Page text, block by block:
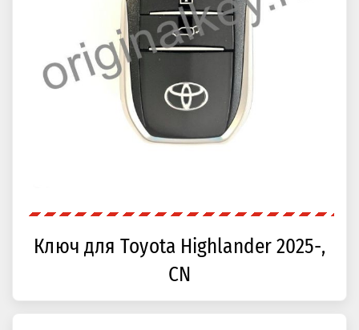
Ключ для Toyota Highlander 2025-,
CN